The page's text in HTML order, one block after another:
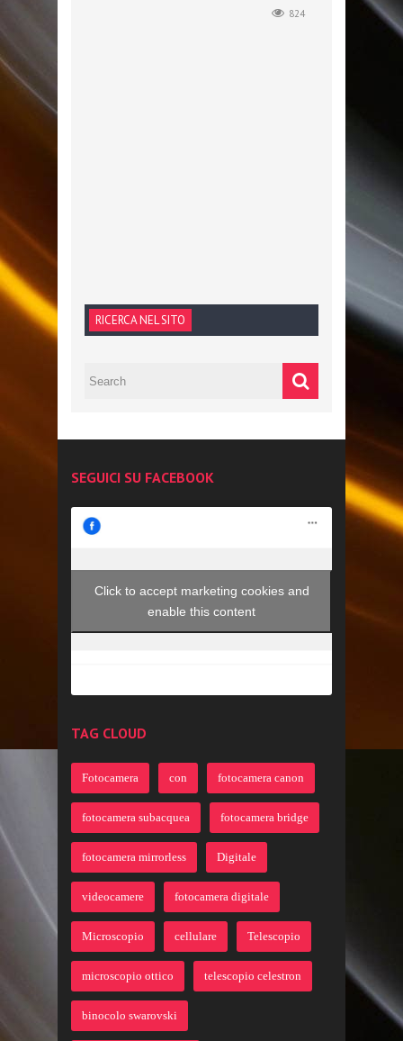
824
RICERCA NEL SITO
SEGUICI SU FACEBOOK
Click to accept marketing cookies and
enable this content
TAG CLOUD
Fotocamera con fotocamera canon
fotocamera subacquea fotocamera bridge
fotocamera mirrorless Digitale
videocamere fotocamera digitale
Microscopio cellulare Telescopio
microscopio ottico telescopio celestron
binocolo swarovski